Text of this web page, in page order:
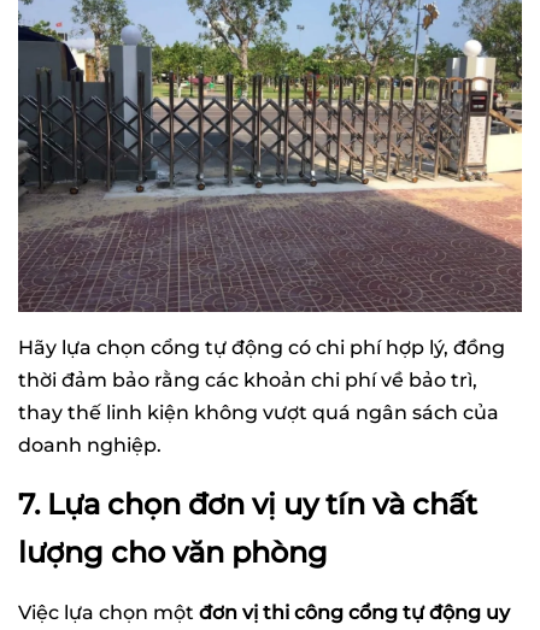
Hãy lựa chọn cổng tự động có chi phí hợp lý, đồng
thời đảm bảo rằng các khoản chi phí về bảo trì,
thay thế linh kiện không vượt quá ngân sách của
doanh nghiệp.
7. Lựa chọn đơn vị uy tín và chất
lượng cho văn phòng
Việc lựa chọn một đơn vị thi công cổng tự động uy